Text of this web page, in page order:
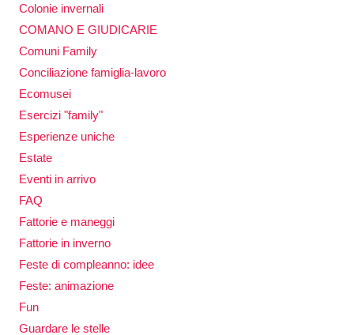
Colonie invernali
COMANO E GIUDICARIE
Comuni Family
Conciliazione famiglia-lavoro
Ecomusei
Esercizi "family"
Esperienze uniche
Estate
Eventi in arrivo
FAQ
Fattorie e maneggi
Fattorie in inverno
Feste di compleanno: idee
Feste: animazione
Fun
Guardare le stelle